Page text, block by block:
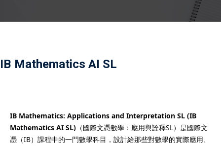
IB Mathematics AI SL
IB Mathematics: Applications and Interpretation SL (IB
Mathematics AI SL) （國際文憑數學：應用與詮釋SL）是國際文
憑（IB）課程中的一門數學科目，設計給那些對數學的實際應用、